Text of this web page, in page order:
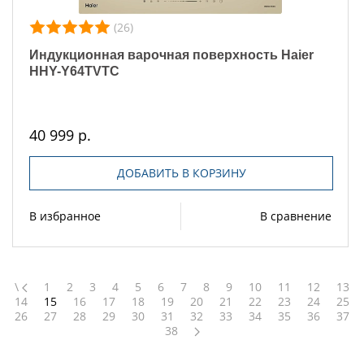
(26)
Индукционная варочная поверхность Haier
HHY-Y64TVTC
40 999 р.
ДОБАВИТЬ В КОРЗИНУ
В избранное В сравнение
\ 1 2 3 4 5 6 7 8 9 10 11 12
13
14
15 16 17 18 19 20 21 22 23 24
25
26
27 28 29 30 31 32 33 34 35 36
37
38